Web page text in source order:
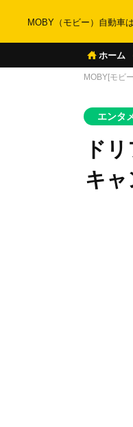
MOBY（モビー）自動車
ホーム
MOBY[モビ
エンタ
ド
キ